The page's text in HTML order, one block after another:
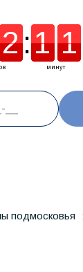
2
2:
минут
1
1 1
1
1
подмосковья